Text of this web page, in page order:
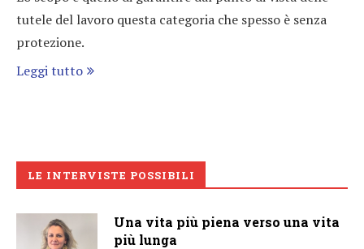
tutele del lavoro questa categoria che spesso è senza
protezione.
Leggi tutto
LE INTERVISTE POSSIBILI
Una vita più piena verso una vita
più lunga